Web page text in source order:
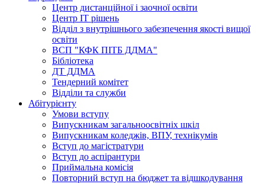
Центр дистанційної і заочної освіти
Центр ІТ рішень
Відділ з внутрішнього забезпечення якості вищої
освіти
ВСП "КФК ПІТБ ДДМА"
Бібліотека
ДТ ДДМА
Тендерний комітет
Відділи та служби
Абітурієнту
Умови вступу
Випускникам загальноосвітніх шкіл
Випускникам коледжів, ВПУ, технікумів
Вступ до магістратури
Вступ до аспірантури
Приймальна комісія
Повторний вступ на бюджет та відшкодування